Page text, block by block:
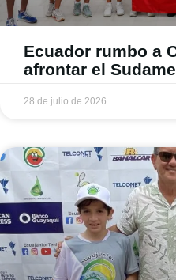
Ecuador rumbo a
afrontar el
28 de julio de 2026